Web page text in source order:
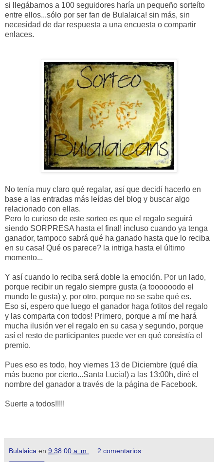
si llegábamos a 100 seguidores haría un pequeño sorteíto
entre ellos...sólo por ser fan de Bulalaica! sin más, sin
necesidad de dar respuesta a una encuesta o compartir
enlaces.
No tenía muy claro qué regalar, así que decidí hacerlo en
base a las entradas más leídas del blog y buscar algo
relacionado con ellas.
Pero lo curioso de este sorteo es que el regalo seguirá
siendo SORPRESA hasta el final! incluso cuando ya tenga
ganador, tampoco sabrá qué ha ganado hasta que lo reciba
en su casa! Qué os parece? la intriga hasta el último
momento...
Y así cuando lo reciba será doble la emoción. Por un lado,
porque recibir un regalo siempre gusta (a toooooodo el
mundo le gusta) y, por otro, porque no se sabe qué es.
Eso sí, espero que luego el ganador haga fotitos del regalo
y las comparta con todos! Primero, porque a mí me hará
mucha ilusión ver el regalo en su casa y segundo, porque
así el resto de participantes puede ver en qué consistía el
premio.
Pues eso es todo, hoy viernes 13 de Diciembre (qué día
más bueno por cierto...Santa Lucia!) a las 13:00h, diré el
nombre del ganador a través de la página de Facebook.
Suerte a todos!!!!!
Bulalaica en 9:38:00 a. m. 2 comentarios: